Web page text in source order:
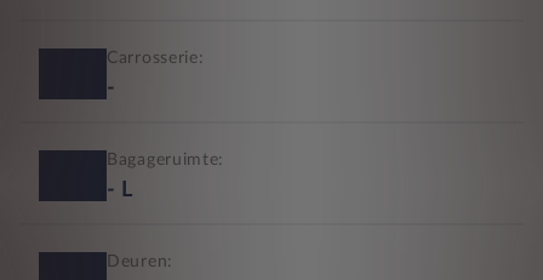
Carrosserie:
-
Bagageruimte:
- L
Deuren: